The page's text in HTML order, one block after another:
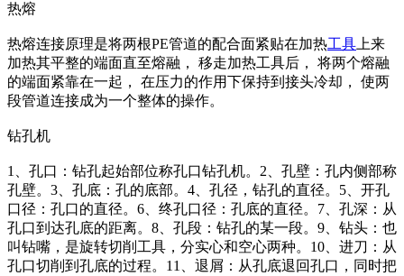
热熔
热熔连接原理是将两根PE管道的配合面紧贴在加热工具 上来
加热其平整的端面直至熔融， 移走加热工具后， 将两个熔融
的端面紧靠在一起， 在压力的作用下保持到接头冷却， 使两
段管道连接成为一个整体的操作。
钻孔机
1、孔口：钻孔起始部位称孔口钻孔机。2、孔壁：孔内侧部称
孔壁。3、孔底：孔的底部。4、孔径，钻孔的直径。5、开孔
口径：孔口的直径。6、终孔口径：孔底的直径。7、孔深：从
孔口到达孔底的距离。8、孔段：钻孔的某一段。9、钻头：也
叫钻嘴，是旋转切削工具，分实心和空心两种。10、进刀：从
孔口切削到孔底的过程。11、退屑：从孔底退回孔口，同时把